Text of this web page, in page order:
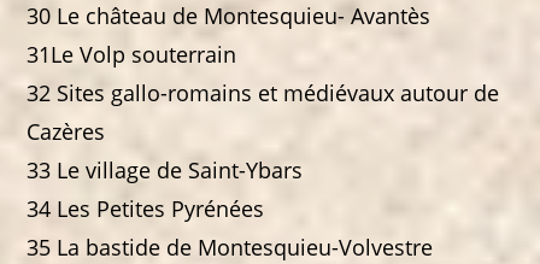
30 Le château de Montesquieu- Avantès
31Le Volp souterrain
32 Sites gallo-romains et médiévaux autour de
Cazères
33 Le village de Saint-Ybars
34 Les Petites Pyrénées
35 La bastide de Montesquieu-Volvestre